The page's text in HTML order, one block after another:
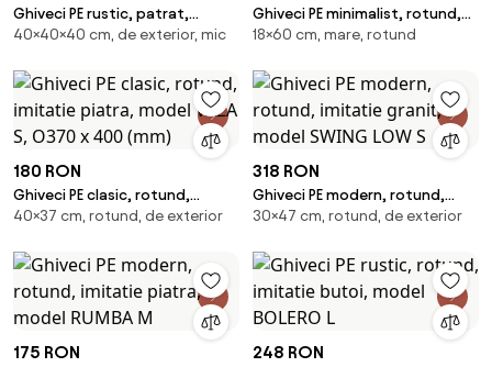
Ghiveci PE rustic, patrat,
imitatie lemn, model TEAK S
40×40×40 cm, de exterior, mic
Ghiveci PE minimalist, rotund,
imitatie granit, model BALLET
18×60 cm, mare, rotund
180 RON
Ghiveci PE clasic, rotund,
imitatie piatra, model VAZA S,
40×37 cm, rotund, de exterior
318 RON
Ghiveci PE modern, rotund,
imitatie granit, model SWING
30×47 cm, rotund, de exterior
175 RON 248 RON